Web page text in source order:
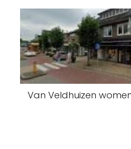
Van Veldhuizen